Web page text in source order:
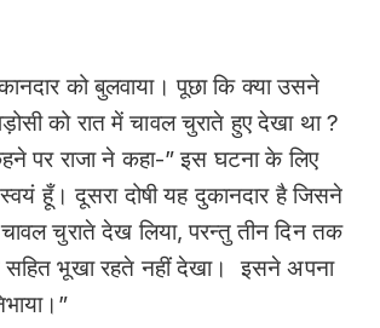
को बुलवाया। पूछा कि क्या उसने
को रात में चावल चुराते हुए देखा था ?
पर राजा ने कहा-” इस घटना के लिए
हूँ। दूसरा दोषी यह दुकानदार है जिसने
चुराते देख लिया, परन्तु तीन दिन तक
सहित भूखा रहते नहीं देखा। इसने अपना